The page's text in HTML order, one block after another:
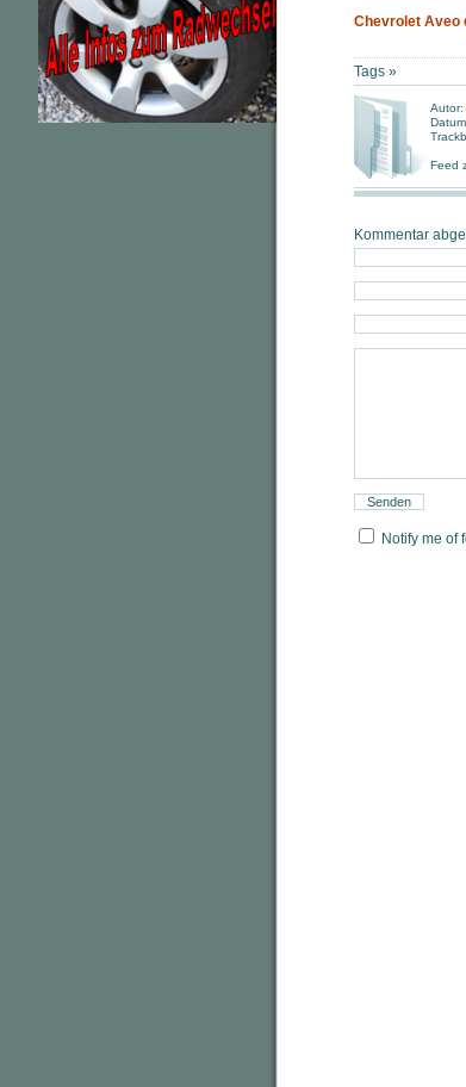
Chevrolet Aveo
Tags »
Autor:
Feed
Kommentar
Notify me of